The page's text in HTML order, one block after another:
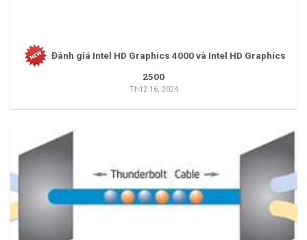
Đánh giá Intel HD Graphics 4000 và Intel HD Graphics
2500
Th12 16, 2024